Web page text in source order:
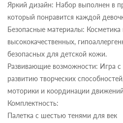
Яркий дизайн: Набор выполнен в
который понравится каждой
Безопасные материалы: Косметика
высококачественных,
безопасных для детской кожи.
Развивающие возможности: Игра с
развитию творческих
моторики и координации
Комплектность:
Палетка с шестью тенями для век